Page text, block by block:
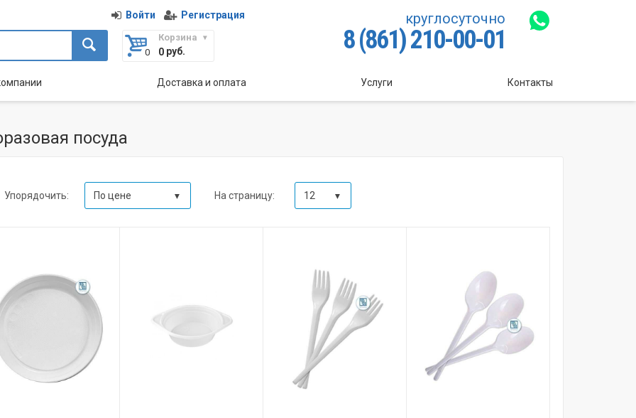
Войти Регистрация
Корзина
0руб.
круглосуточно
8 (861) 210-00-01
Доставка и оплата Услуги Контакты
посуда
Упорядочить: По цене На страницу: 12